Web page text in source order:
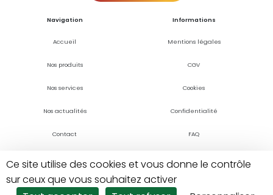
Navigation
Accueil
Nos produits
Nos services
Nos actualités
Contact
Informations
Mentions légales
CGV
Cookies
Confidentialité
FAQ
Ce site utilise des cookies et vous donne le contrôle
sur ceux que vous souhaitez activer